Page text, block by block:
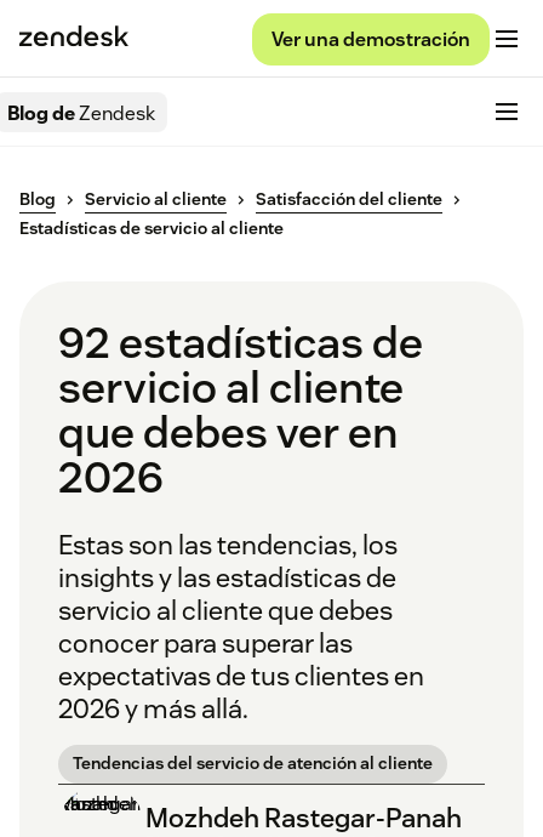
Ver una demostración
Blog deZendesk
Blog Servicio al cliente
Satisfacción del cliente
Estadísticas de servicio al cliente
92 estadísticas de
servicio al cliente
que debes ver en
2026
Estas son las tendencias, los
insights y las estadísticas de
servicio al cliente que debes
conocer para superar las
expectativas de tus clientes en
2026 y más allá.
Tendencias del servicio de atención al cliente
Mozhdeh Rastegar-Panah